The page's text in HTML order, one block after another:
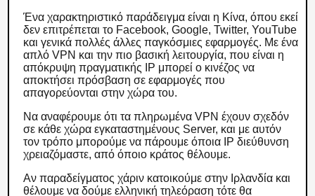
Ένα χαρακτηριστικό παράδειγμα είναι η Κίνα, όπου εκεί
δεν επιτρέπεται το Facebook, Google, Twitter, YouTube
και γενικά πολλές άλλες παγκόσμιες εφαρμογές. Με ένα
απλό VPN και την πιο βασική λειτουργία, που είναι η
απόκρυψη πραγματικής IP μπορεί ο κινέζος να
αποκτήσει πρόσβαση σε εφαρμογές που
απαγορεύονται στην χώρα του.
Να αναφέρουμε ότι τα πληρωμένα VPN έχoυν σχεδόν
σε κάθε χώρα εγκαταστημένους Server, και με αυτόν
τον τρόπο μπορούμε να πάρουμε όποια IP διεύθυνση
χρειαζόμαστε, από όποιο κράτος θέλουμε.
Αν παραδείγματος χάριν κατοικούμε στην Ιρλανδία και
θέλουμε να δούμε ελληνική τηλεόραση τότε θα